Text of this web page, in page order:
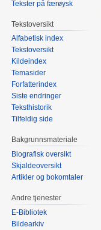
Tekster på færøysk
Tekstoversikt
Alfabetisk index
Tekstoversikt
Kildeindex
Temasider
Forfatterindex
Siste endringer
Teksthistorik
Tilfeldig side
Bakgrunnsmateriale
Biografisk oversikt
Skjaldeoversikt
Artikler og bokomtaler
Andre tjenester
E-Bibliotek
Bildearkiv